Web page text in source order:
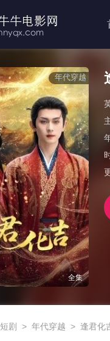
年代穿越
全集
短剧 > 年代穿越 > 逢君化